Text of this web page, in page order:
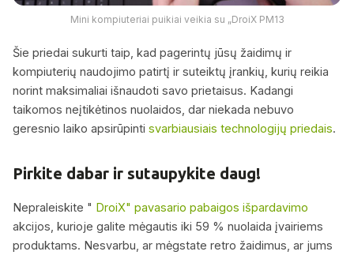
Mini kompiuteriai puikiai veikia su „DroiX PM13
Šie priedai sukurti taip, kad pagerintų jūsų žaidimų ir
kompiuterių naudojimo patirtį ir suteiktų įrankių, kurių reikia
norint maksimaliai išnaudoti savo prietaisus. Kadangi
taikomos neįtikėtinos nuolaidos, dar niekada nebuvo
geresnio laiko apsirūpinti svarbiausiais technologijų priedais.
Pirkite dabar ir sutaupykite daug!
Nepraleiskite " DroiX" pavasario pabaigos išpardavimo
akcijos, kurioje galite mėgautis iki 59 % nuolaida įvairiems
produktams. Nesvarbu, ar mėgstate retro žaidimus, ar jums